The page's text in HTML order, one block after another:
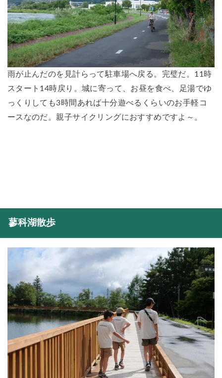
雨が止んだのを見計らって駐車場へ戻る。完璧だ。11時
スタート14時戻り。城に寄って、お昼を食べ、足湯でゆ
っくりしても3時間あれば十分遊べるくらいのお手軽コ
ースなのだ。親子サイクリングにおすすめですよ～。
蓼科湖散歩